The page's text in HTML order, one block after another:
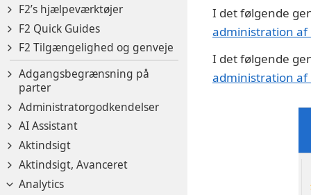
F2’s hjælpeværktøjer
F2 Quick Guides
F2 Tilgængelighed og genveje
Adgangsbegrænsning på
parter
Administratorgodkendelser
AI Assistant
Aktindsigt
Aktindsigt, Avanceret
Analytics
I det følgende
administration
I det følgende
administration